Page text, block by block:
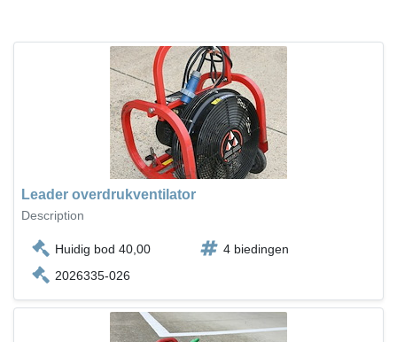
Leader overdrukventilator
Description
Huidig bod 40,00
4 biedingen
2026335-026